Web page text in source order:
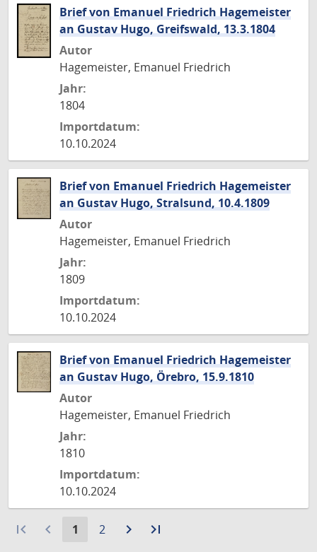
Brief von Emanuel Friedrich Hagemeister
an Gustav Hugo, Greifswald, 13.3.1804
Autor
Hagemeister, Emanuel Friedrich
Jahr:
1804
Importdatum:
10.10.2024
Brief von Emanuel Friedrich Hagemeister
an Gustav Hugo, Stralsund, 10.4.1809
Autor
Hagemeister, Emanuel Friedrich
Jahr:
1809
Importdatum:
10.10.2024
Brief von Emanuel Friedrich Hagemeister
an Gustav Hugo, Örebro, 15.9.1810
Autor
Hagemeister, Emanuel Friedrich
Jahr:
1810
Importdatum:
10.10.2024
first_page navigate_before
Aktuelle
1
Gehe
2 navigate_next
Zurlast_page